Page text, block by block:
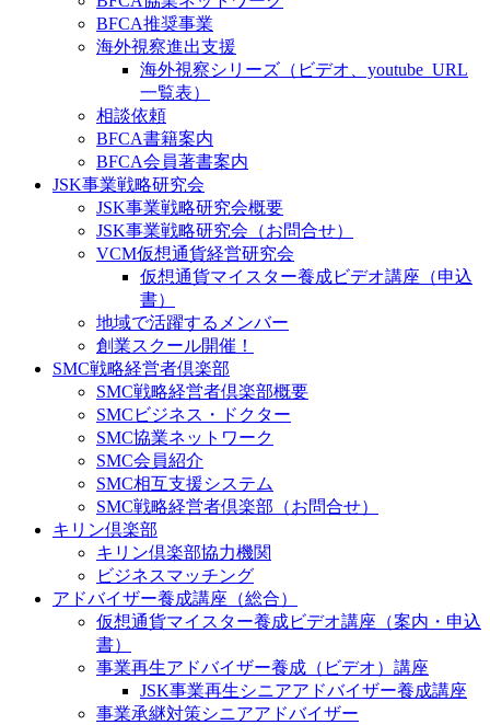
BFCA推奨事業
海外視察進出支援
海外視察シリーズ（ビデオ、youtube_URL
一覧表）
相談依頼
BFCA書籍案内
BFCA会員著書案内
JSK事業戦略研究会
JSK事業戦略研究会概要
JSK事業戦略研究会（お問合せ）
VCM仮想通貨経営研究会
仮想通貨マイスター養成ビデオ講座（申込
書）
地域で活躍するメンバー
創業スクール開催！
SMC戦略経営者倶楽部
SMC戦略経営者倶楽部概要
SMCビジネス・ドクター
SMC協業ネットワーク
SMC会員紹介
SMC相互支援システム
SMC戦略経営者倶楽部（お問合せ）
キリン倶楽部
キリン倶楽部協力機関
ビジネスマッチング
アドバイザー養成講座（総合）
仮想通貨マイスター養成ビデオ講座（案内・申込
書）
事業再生アドバイザー養成（ビデオ）講座
JSK事業再生シニアアドバイザー養成講座
事業承継対策シニアアドバイザー